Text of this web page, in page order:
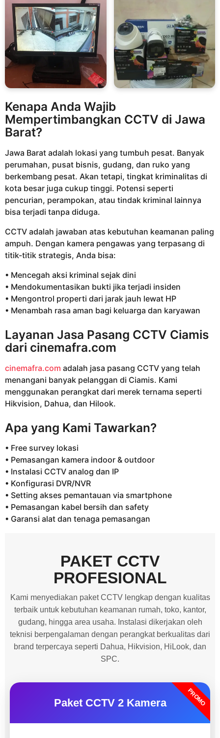
Kenapa Anda Wajib
Mempertimbangkan CCTV di Jawa
Barat?
Jawa Barat adalah lokasi yang tumbuh pesat. Banyak
perumahan, pusat bisnis, gudang, dan ruko yang
berkembang pesat. Akan tetapi, tingkat kriminalitas di
kota besar juga cukup tinggi. Potensi seperti
pencurian, perampokan, atau tindak kriminal lainnya
bisa terjadi tanpa diduga.
CCTV adalah jawaban atas kebutuhan keamanan paling
ampuh. Dengan kamera pengawas yang terpasang di
titik-titik strategis, Anda bisa:
• Mencegah aksi kriminal sejak dini
• Mendokumentasikan bukti jika terjadi insiden
• Mengontrol properti dari jarak jauh lewat HP
• Menambah rasa aman bagi keluarga dan karyawan
Layanan Jasa Pasang CCTV Ciamis
dari cinemafra.com
cinemafra.com adalah jasa pasang CCTV yang telah
menangani banyak pelanggan di Ciamis. Kami
menggunakan perangkat dari merek ternama seperti
Hikvision, Dahua, dan Hilook.
Apa yang Kami Tawarkan?
• Free survey lokasi
• Pemasangan kamera indoor & outdoor
• Instalasi CCTV analog dan IP
• Konfigurasi DVR/NVR
• Setting akses pemantauan via smartphone
• Pemasangan kabel bersih dan safety
• Garansi alat dan tenaga pemasangan
PAKET CCTV
PROFESIONAL
Kami menyediakan paket CCTV lengkap dengan kualitas
terbaik untuk kebutuhan keamanan rumah, toko, kantor,
gudang, hingga area usaha. Instalasi dikerjakan oleh
teknisi berpengalaman dengan perangkat berkualitas dari
brand terpercaya seperti Dahua, Hikvision, HiLook, dan
SPC.
PROMO
Paket CCTV 2 Kamera